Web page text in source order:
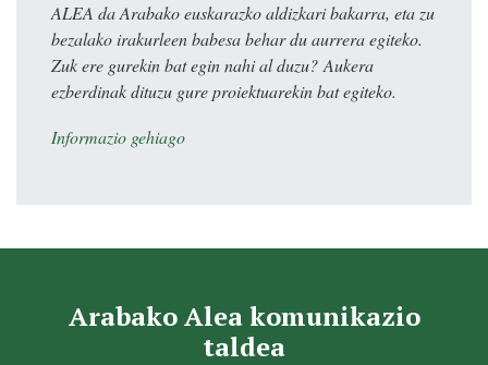
ALEA da Arabako euskarazko aldizkari bakarra, eta zu
bezalako irakurleen babesa behar du aurrera egiteko.
Zuk ere gurekin bat egin nahi al duzu? Aukera
ezberdinak dituzu gure proiektuarekin bat egiteko.
Informazio gehiago
Arabako Alea komunikazio
taldea